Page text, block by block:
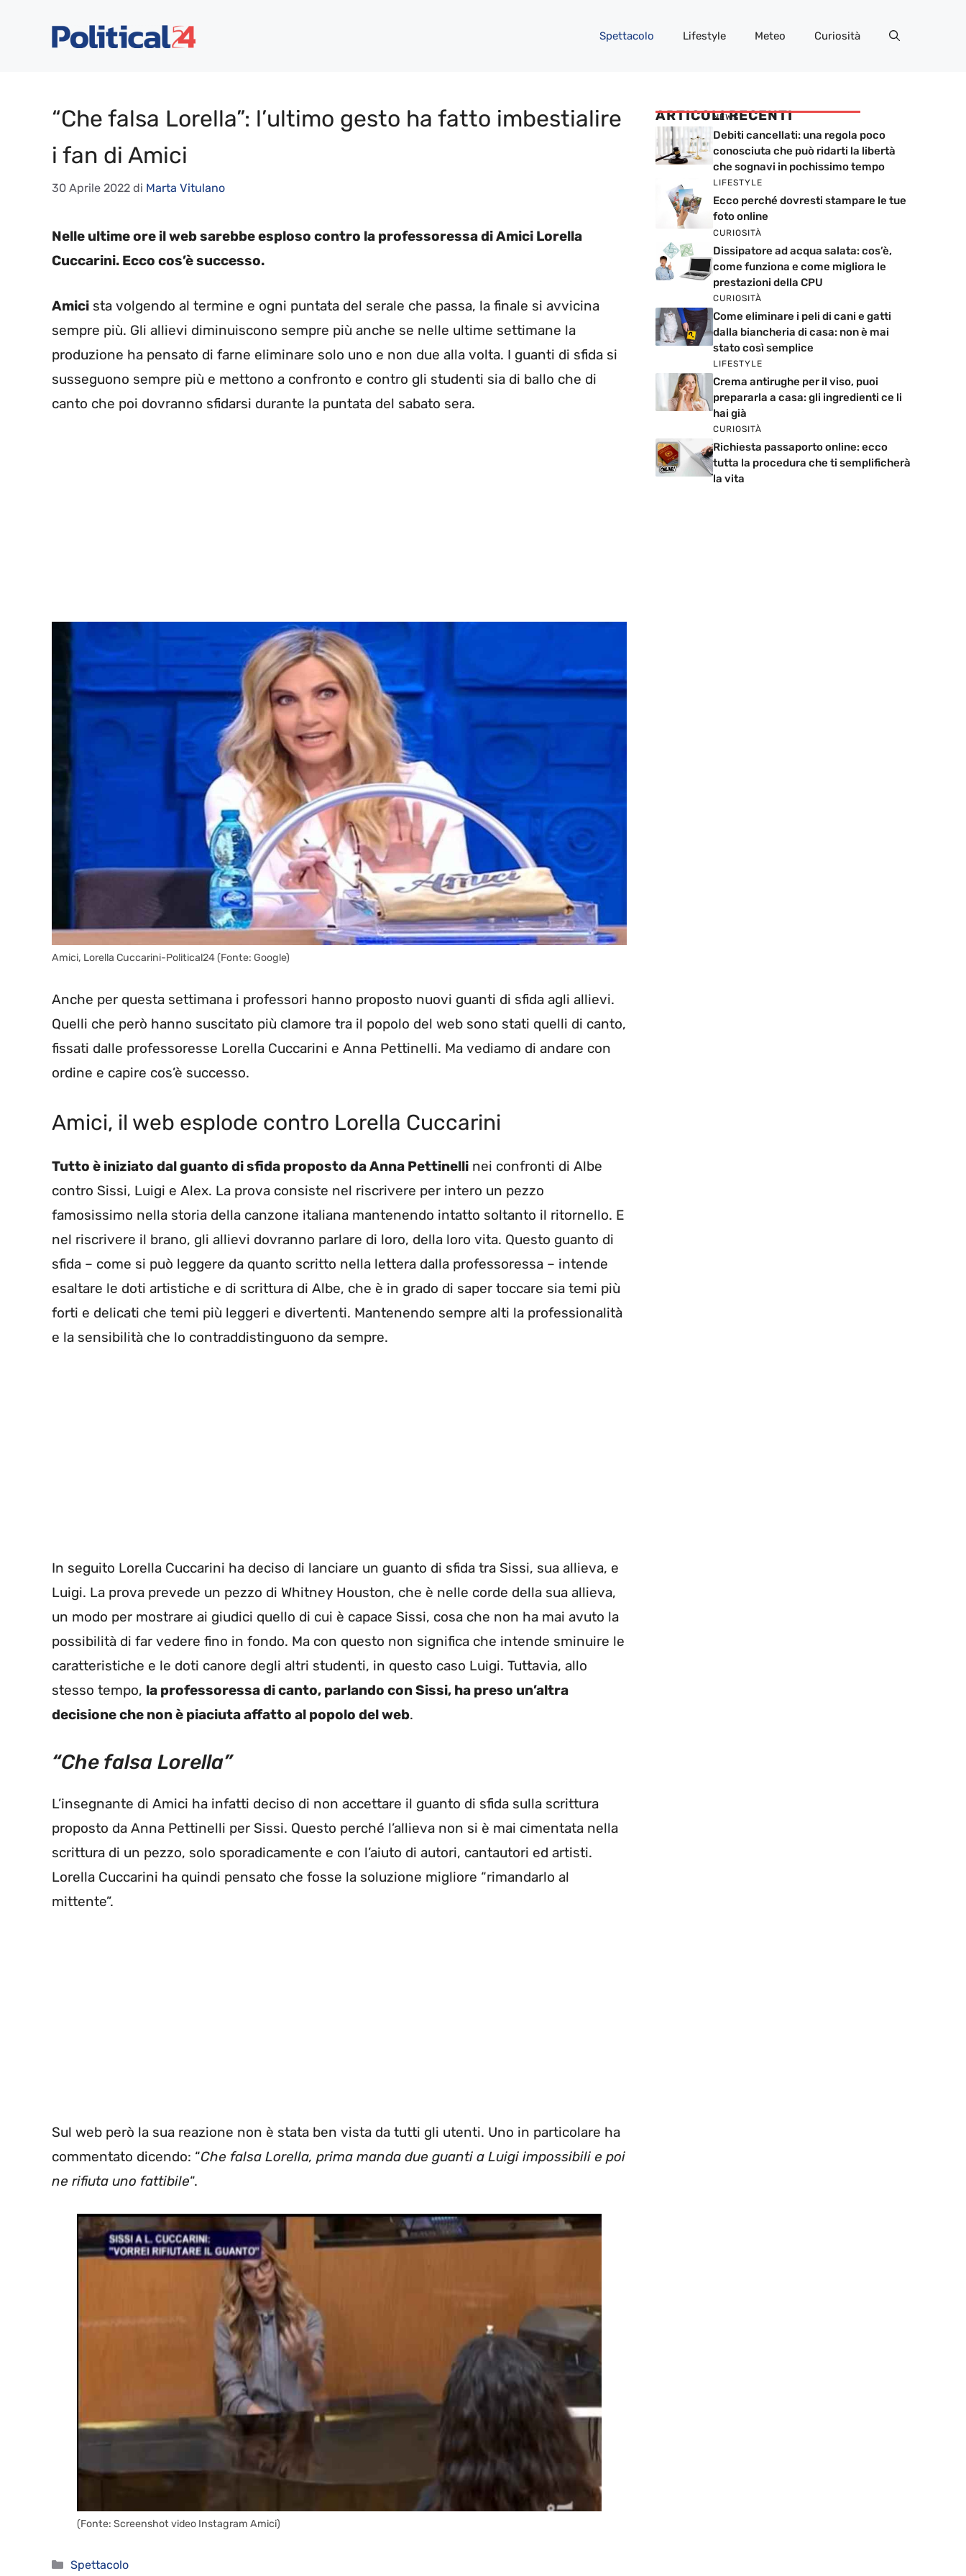
Spettacolo Lifestyle Meteo Curiosità
“Che falsa Lorella”: l’ultimo gesto ha fatto imbestialire
i fan di Amici
30 Aprile 2022 di Marta Vitulano
Nelle ultime ore il web sarebbe esploso contro la professoressa di Amici Lorella
Cuccarini. Ecco cos’è successo.
Amici sta volgendo al termine e ogni puntata del serale che passa, la finale si avvicina
sempre più. Gli allievi diminuiscono sempre più anche se nelle ultime settimane la
produzione ha pensato di farne eliminare solo uno e non due alla volta. I guanti di sfida si
susseguono sempre più e mettono a confronto e contro gli studenti sia di ballo che di
canto che poi dovranno sfidarsi durante la puntata del sabato sera.
Amici, Lorella Cuccarini-Political24 (Fonte: Google)
Anche per questa settimana i professori hanno proposto nuovi guanti di sfida agli allievi.
Quelli che però hanno suscitato più clamore tra il popolo del web sono stati quelli di canto,
fissati dalle professoresse Lorella Cuccarini e Anna Pettinelli. Ma vediamo di andare con
ordine e capire cos’è successo.
Amici, il web esplode contro Lorella Cuccarini
Tutto è iniziato dal guanto di sfida proposto da Anna Pettinelli nei confronti di Albe
contro Sissi, Luigi e Alex. La prova consiste nel riscrivere per intero un pezzo
famosissimo nella storia della canzone italiana mantenendo intatto soltanto il ritornello. E
nel riscrivere il brano, gli allievi dovranno parlare di loro, della loro vita. Questo guanto di
sfida – come si può leggere da quanto scritto nella lettera dalla professoressa – intende
esaltare le doti artistiche e di scrittura di Albe, che è in grado di saper toccare sia temi più
forti e delicati che temi più leggeri e divertenti. Mantenendo sempre alti la professionalità
e la sensibilità che lo contraddistinguono da sempre.
In seguito Lorella Cuccarini ha deciso di lanciare un guanto di sfida tra Sissi, sua allieva, e
Luigi. La prova prevede un pezzo di Whitney Houston, che è nelle corde della sua allieva,
un modo per mostrare ai giudici quello di cui è capace Sissi, cosa che non ha mai avuto la
possibilità di far vedere fino in fondo. Ma con questo non significa che intende sminuire le
caratteristiche e le doti canore degli altri studenti, in questo caso Luigi. Tuttavia, allo
stesso tempo, la professoressa di canto, parlando con Sissi, ha preso un’altra
decisione che non è piaciuta affatto al popolo del web.
“Che falsa Lorella”
L’insegnante di Amici ha infatti deciso di non accettare il guanto di sfida sulla scrittura
proposto da Anna Pettinelli per Sissi. Questo perché l’allieva non si è mai cimentata nella
scrittura di un pezzo, solo sporadicamente e con l’aiuto di autori, cantautori ed artisti.
Lorella Cuccarini ha quindi pensato che fosse la soluzione migliore “rimandarlo al
mittente”.
Sul web però la sua reazione non è stata ben vista da tutti gli utenti. Uno in particolare ha
commentato dicendo: “Che falsa Lorella, prima manda due guanti a Luigi impossibili e poi
ne rifiuta uno fattibile“.
(Fonte: Screenshot video Instagram Amici)
Categorie
Spettacolo
ARTICOLI RECENTI
NEWS
Debiti cancellati: una regola poco
conosciuta che può ridarti la libertà
che sognavi in pochissimo tempo
LIFESTYLE
Ecco perché dovresti stampare le tue
foto online
CURIOSITÀ
Dissipatore ad acqua salata: cos’è,
come funziona e come migliora le
prestazioni della CPU
CURIOSITÀ
Come eliminare i peli di cani e gatti
dalla biancheria di casa: non è mai
stato così semplice
LIFESTYLE
Crema antirughe per il viso, puoi
prepararla a casa: gli ingredienti ce li
hai già
CURIOSITÀ
Richiesta passaporto online: ecco
tutta la procedura che ti semplificherà
la vita